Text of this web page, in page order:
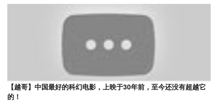
【越哥】中国最好的科幻电影，上映于30年前，至今还没有超越它
的！